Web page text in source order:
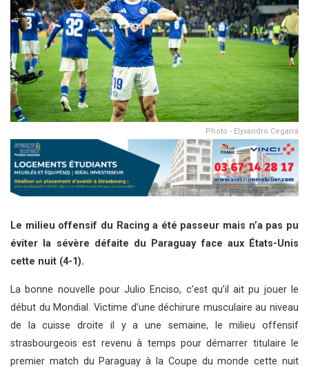
Photo - Elyxandro Cegarra
Le milieu offensif du Racing a été passeur mais n’a pas pu
éviter la sévère défaite du Paraguay face aux États-Unis
cette nuit (4-1).
La bonne nouvelle pour Julio Enciso, c’est qu’il ait pu jouer le
début du Mondial. Victime d’une déchirure musculaire au niveau
de la cuisse droite il y a une semaine, le milieu offensif
strasbourgeois est revenu à temps pour démarrer titulaire le
premier match du Paraguay à la Coupe du monde cette nuit